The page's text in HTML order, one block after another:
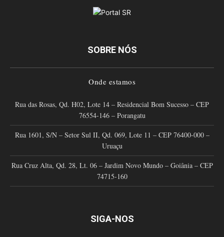
SOBRE NÓS
Onde estamos
Rua das Rosas, Qd. H02, Lote 14 – Residencial Bom Sucesso – CEP
76554-146 – Porangatu
Rua 1601, S/N – Setor Sul II, Qd. 069, Lote 11 – CEP 76400-000 –
Uruaçu
Rua Cruz Alta, Qd. 28, Lt. 06 – Jardim Novo Mundo – Goiânia – CEP
74715-160
SIGA-NOS